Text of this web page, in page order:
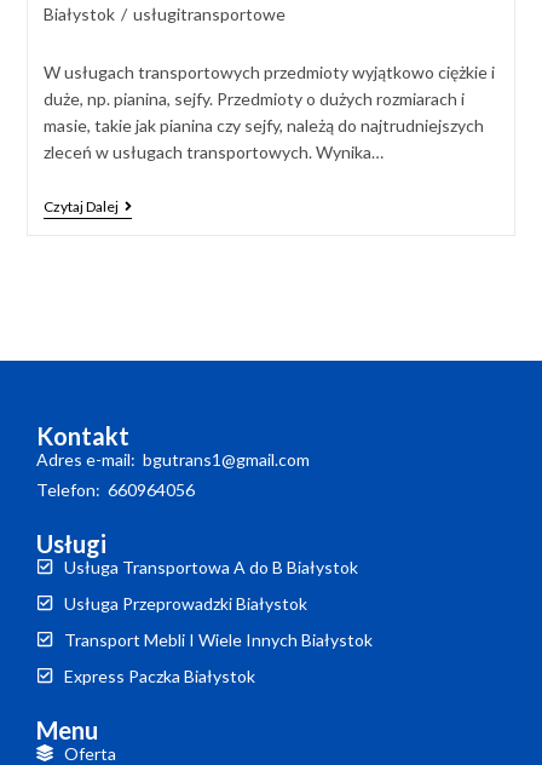
Białystok / usługitransportowe
W usługach transportowych przedmioty wyjątkowo ciężkie i
duże, np. pianina, sejfy. Przedmioty o dużych rozmiarach i
masie, takie jak pianina czy sejfy, należą do najtrudniejszych
zleceń w usługach transportowych. Wynika…
Czytaj Dalej
Kontakt
Adres e-mail: bgutrans1@gmail.com
Telefon: 660964056
Usługi
Usługa Transportowa A do B Białystok
Usługa Przeprowadzki Białystok
Transport Mebli I Wiele Innych Białystok
Express Paczka Białystok
Menu
Oferta